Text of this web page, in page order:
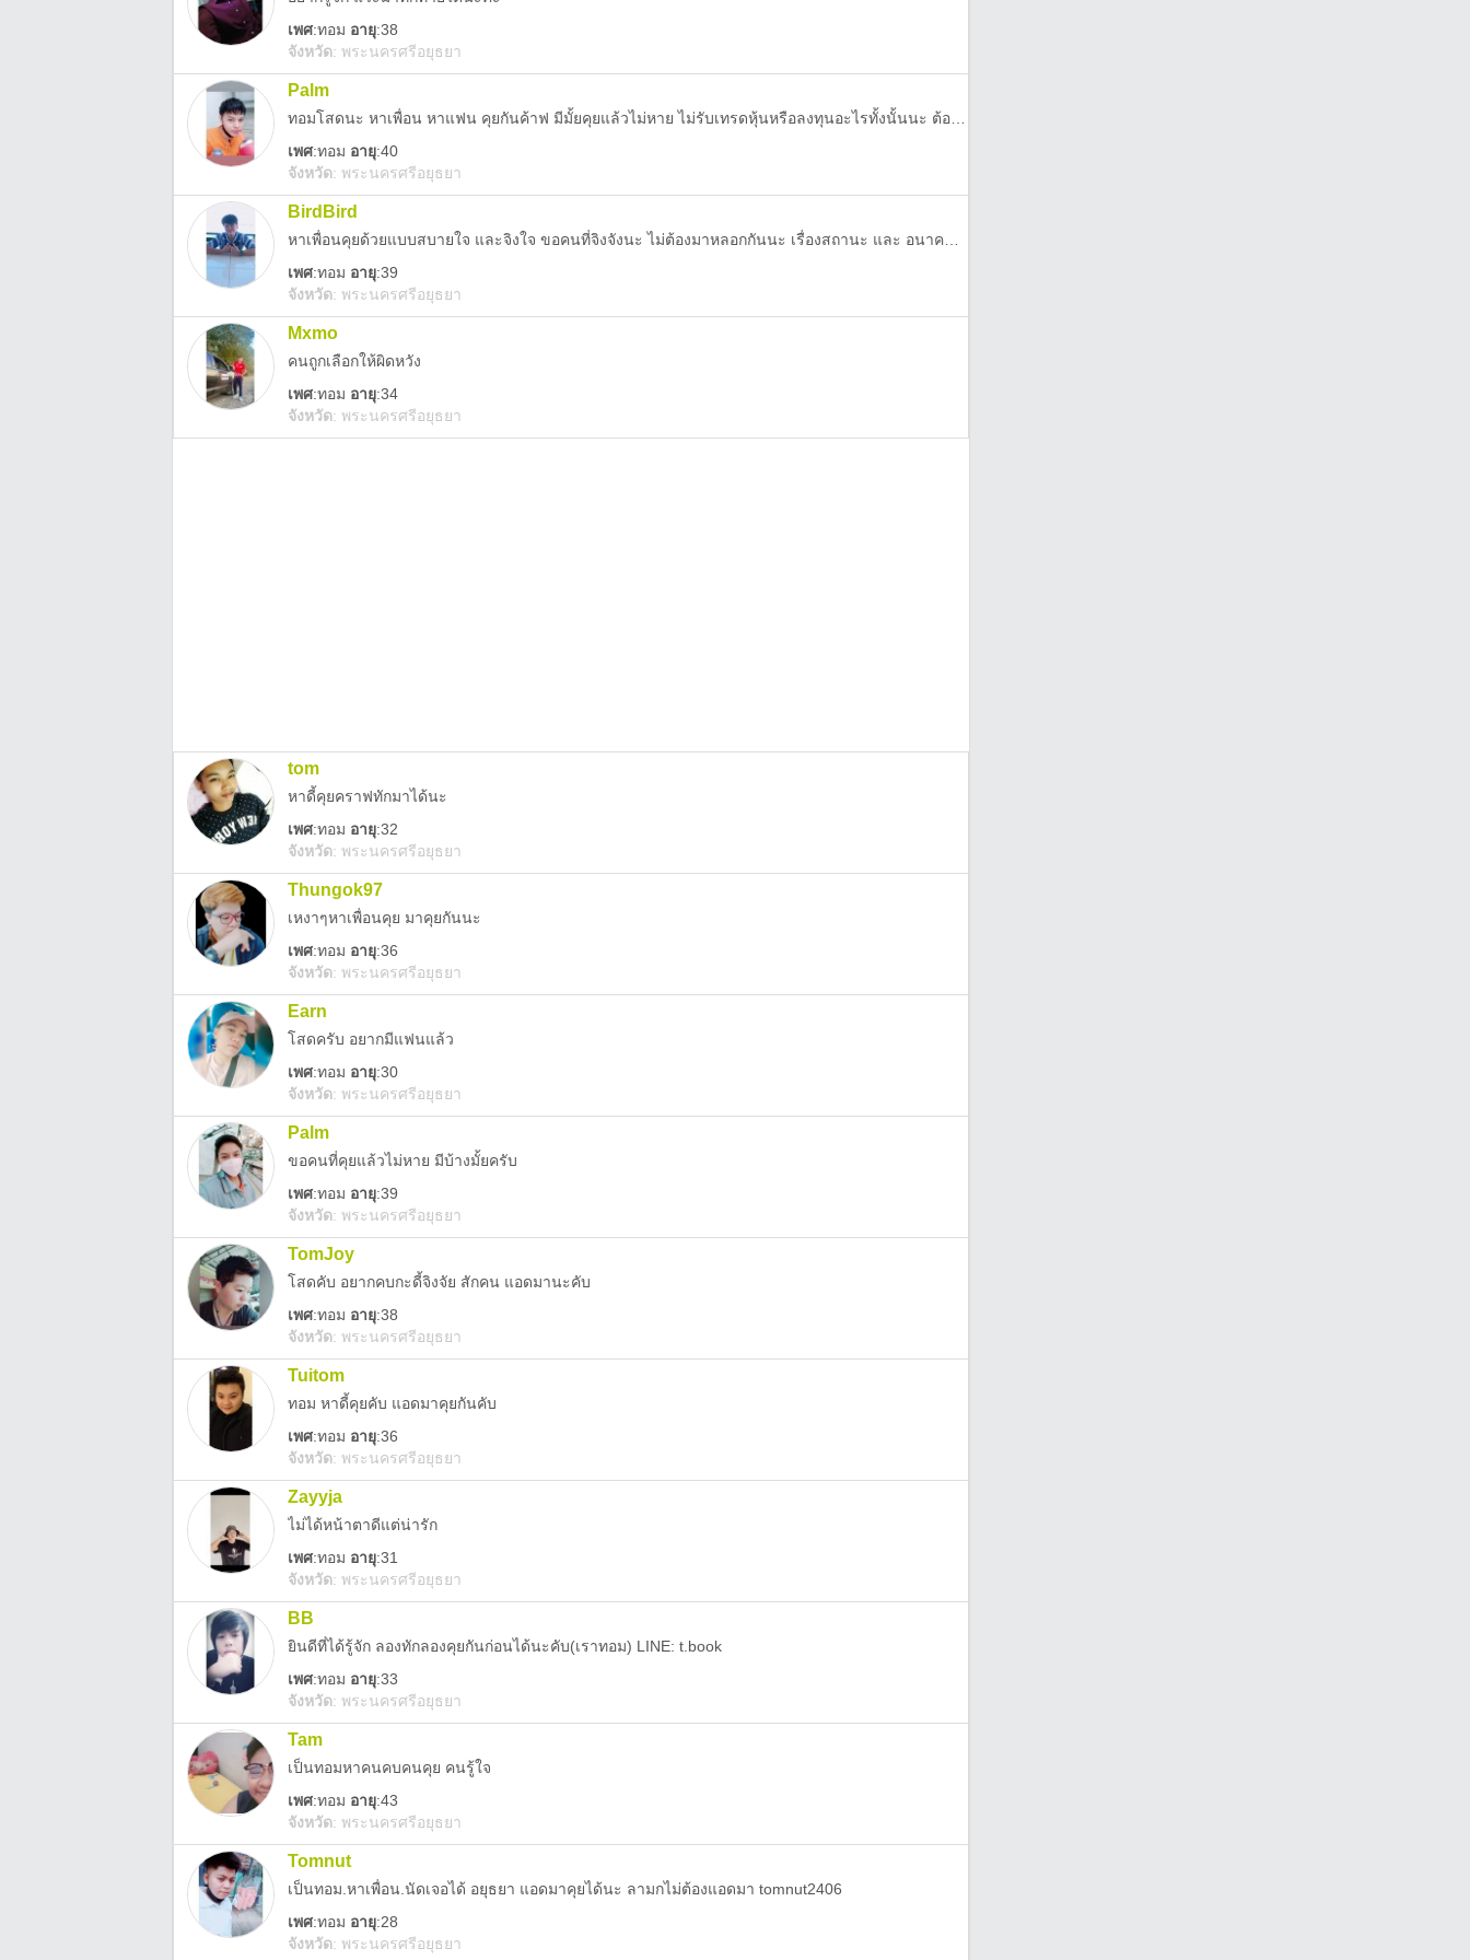
เพศ:ทอม อายุ:38
จังหวัด: พระนครศรีอยุธยา
Palm
เพศ:ทอม อายุ:40
จังหวัด: พระนครศรีอยุธยา
BirdBird
เพศ:ทอม อายุ:39
จังหวัด: พระนครศรีอยุธยา
Mxmo
คนถูกเลือกให้ผิดหวัง
เพศ:ทอม อายุ:34
จังหวัด: พระนครศรีอยุธยา
tom
หาดี้คุยคราฟทักมาได้นะ
เพศ:ทอม อายุ:32
จังหวัด: พระนครศรีอยุธยา
Thungok97
เหงาๆหาเพื่อนคุย มาคุยกันนะ
เพศ:ทอม อายุ:36
จังหวัด: พระนครศรีอยุธยา
Earn
โสดครับ อยากมีแฟนแล้ว
เพศ:ทอม อายุ:30
จังหวัด: พระนครศรีอยุธยา
Palm
ขอคนที่คุยแล้วไม่หาย มีบ้างมั้ยครับ
เพศ:ทอม อายุ:39
จังหวัด: พระนครศรีอยุธยา
TomJoy
โสดคับ อยากคบกะดี้จิงจัย สักคน แอดมานะคับ
เพศ:ทอม อายุ:38
จังหวัด: พระนครศรีอยุธยา
Tuitom
ทอม หาดี้คุยคับ แอดมาคุยกันคับ
เพศ:ทอม อายุ:36
จังหวัด: พระนครศรีอยุธยา
Zayyja
ไม่ได้หน้าตาดีแต่น่ารัก
เพศ:ทอม อายุ:31
จังหวัด: พระนครศรีอยุธยา
BB
ยินดีที่ได้รู้จัก ลองทักลองคุยกันก่อนได้นะคับ(เราทอม) LINE: t.book
เพศ:ทอม อายุ:33
จังหวัด: พระนครศรีอยุธยา
Tam
เป็นทอมหาคนคบคนคุย คนรู้ใจ
เพศ:ทอม อายุ:43
จังหวัด: พระนครศรีอยุธยา
Tomnut
เป็นทอม.หาเพื่อน.นัดเจอได้ อยุธยา แอดมาคุยได้นะ ลามกไม่ต้องแอดมา tomnut2406
เพศ:ทอม อายุ:28
จังหวัด: พระนครศรีอยุธยา